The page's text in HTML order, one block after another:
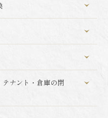
ナント・倉庫の閉